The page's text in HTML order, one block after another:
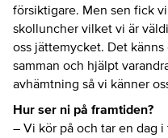
försiktigare. Men sen fick
skolluncher vilket vi är
oss jättemycket. Det
samman och hjälpt
avhämtning så vi känner
Hur ser ni på framtiden?
– Vi kör på och tar en dag